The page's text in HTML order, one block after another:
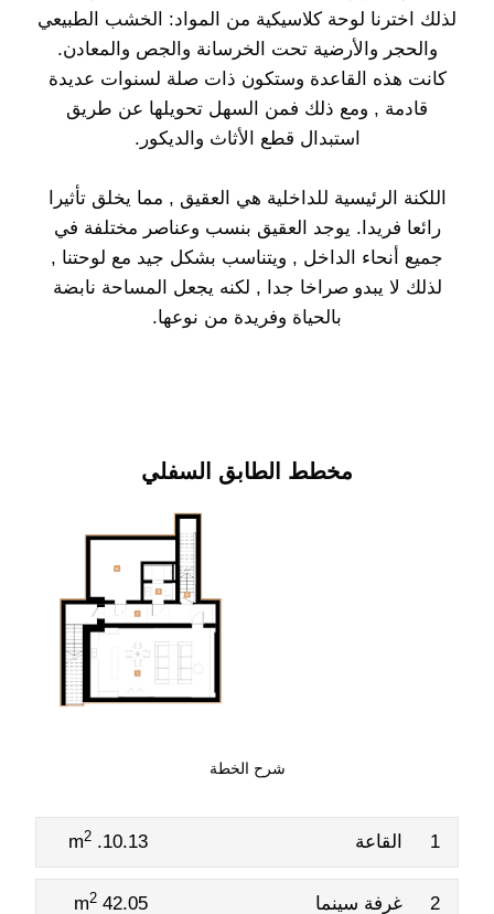
لذلك اخترنا لوحة كلاسيكية من المواد: الخشب الطبيعي
والحجر والأرضية تحت الخرسانة والجص والمعادن.
كانت هذه القاعدة وستكون ذات صلة لسنوات عديدة
قادمة , ومع ذلك فمن السهل تحويلها عن طريق
استبدال قطع الأثاث والديكور.
اللكنة الرئيسية للداخلية هي العقيق , مما يخلق تأثيرا
رائعا فريدا. يوجد العقيق بنسب وعناصر مختلفة في
جميع أنحاء الداخل , ويتناسب بشكل جيد مع لوحتنا ,
لذلك لا يبدو صراخا جدا , لكنه يجعل المساحة نابضة
بالحياة وفريدة من نوعها.
مخطط الطابق السفلي
شرح الخطة
1 القاعة 10.13. m
2
2 غرفة سينما 42.05 m
2